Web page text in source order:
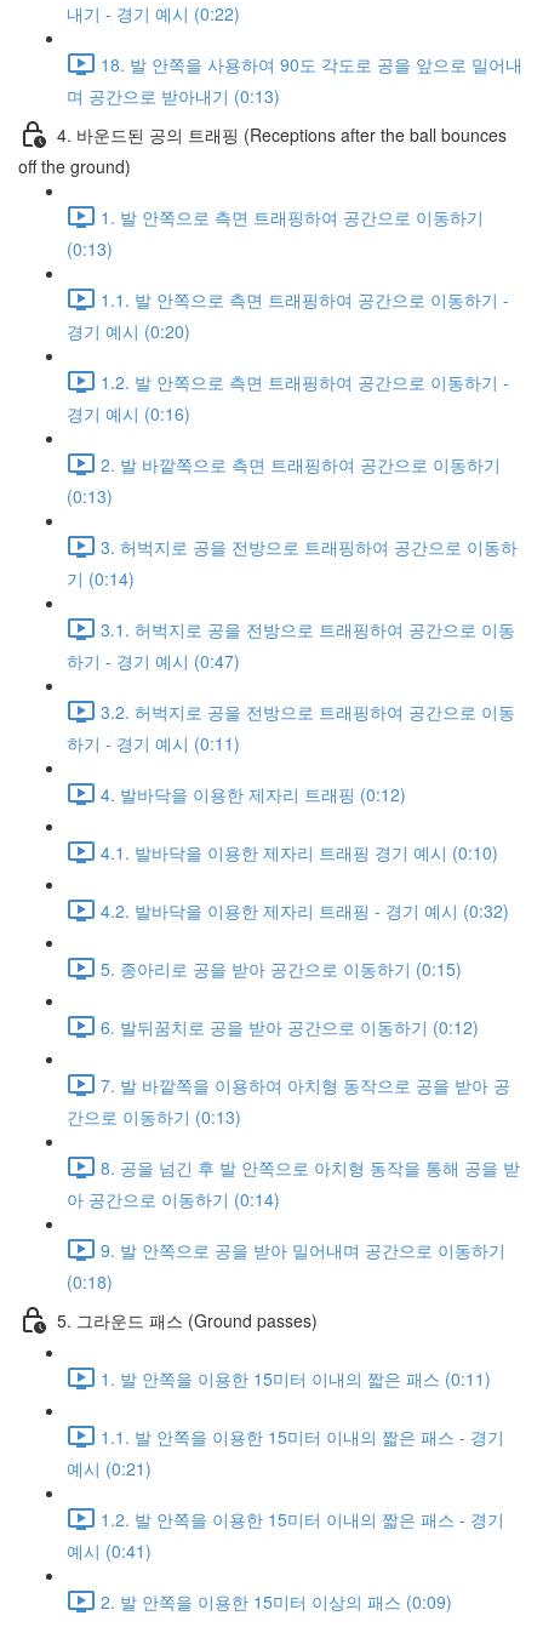
내기 - 경기 예시 (0:22)
18. 발 안쪽을 사용하여 90도 각도로 공을 앞으로 밀어내
며 공간으로 받아내기 (0:13)
4. 바운드된 공의 트래핑 (Receptions after the ball bounces
off the ground)
1. 발 안쪽으로 측면 트래핑하여 공간으로 이동하기
(0:13)
1.1. 발 안쪽으로 측면 트래핑하여 공간으로 이동하기 -
경기 예시 (0:20)
1.2. 발 안쪽으로 측면 트래핑하여 공간으로 이동하기 -
경기 예시 (0:16)
2. 발 바깥쪽으로 측면 트래핑하여 공간으로 이동하기
(0:13)
3. 허벅지로 공을 전방으로 트래핑하여 공간으로 이동하
기 (0:14)
3.1. 허벅지로 공을 전방으로 트래핑하여 공간으로 이동
하기 - 경기 예시 (0:47)
3.2. 허벅지로 공을 전방으로 트래핑하여 공간으로 이동
하기 - 경기 예시 (0:11)
4. 발바닥을 이용한 제자리 트래핑 (0:12)
4.1. 발바닥을 이용한 제자리 트래핑 경기 예시 (0:10)
4.2. 발바닥을 이용한 제자리 트래핑 - 경기 예시 (0:32)
5. 종아리로 공을 받아 공간으로 이동하기 (0:15)
6. 발뒤꿈치로 공을 받아 공간으로 이동하기 (0:12)
7. 발 바깥쪽을 이용하여 아치형 동작으로 공을 받아 공
간으로 이동하기 (0:13)
8. 공을 넘긴 후 발 안쪽으로 아치형 동작을 통해 공을 받
아 공간으로 이동하기 (0:14)
9. 발 안쪽으로 공을 받아 밀어내며 공간으로 이동하기
(0:18)
5. 그라운드 패스 (Ground passes)
1. 발 안쪽을 이용한 15미터 이내의 짧은 패스 (0:11)
1.1. 발 안쪽을 이용한 15미터 이내의 짧은 패스 - 경기
예시 (0:21)
1.2. 발 안쪽을 이용한 15미터 이내의 짧은 패스 - 경기
예시 (0:41)
2. 발 안쪽을 이용한 15미터 이상의 패스 (0:09)